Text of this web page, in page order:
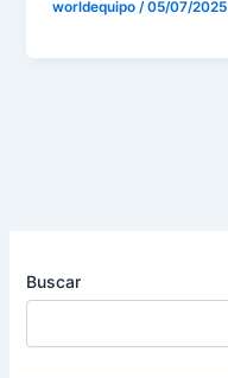
Buscar
worldequipo/05/07/2025